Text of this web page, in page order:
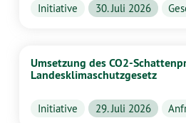
Initiative 30. Juli 2026
Umsetzung des CO2-
Landesklimaschutzgesetz
Initiative 29. Juli 2026